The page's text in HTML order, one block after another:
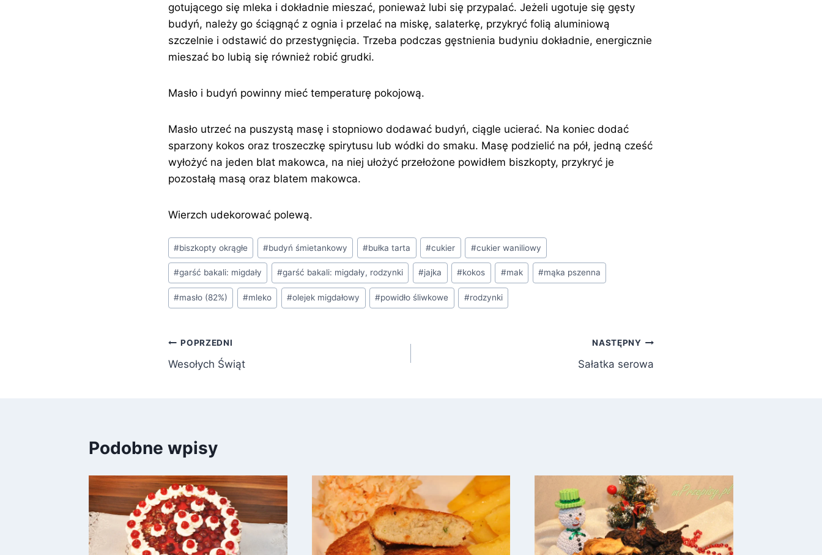
gotującego się mleka i dokładnie mieszać, ponieważ lubi się przypalać. Jeżeli ugotuje się gęsty
budyń, należy go ściągnąć z ognia i przelać na miskę, salaterkę, przykryć folią aluminiową
szczelnie i odstawić do przestygnięcia. Trzeba podczas gęstnienia budyniu dokładnie, energicznie
mieszać bo lubią się również robić grudki.
Masło i budyń powinny mieć temperaturę pokojową.
Masło utrzeć na puszystą masę i stopniowo dodawać budyń, ciągle ucierać. Na koniec dodać
sparzony kokos oraz troszeczkę spirytusu lub wódki do smaku. Masę podzielić na pół, jedną cześć
wyłożyć na jeden blat makowca, na niej ułożyć przełożone powidłem biszkopty, przykryć je
pozostałą masą oraz blatem makowca.
Wierzch udekorować polewą.
Tagi
wpisu:
#biszkopty okrągłe #budyń śmietankowy #bułka tarta #cukier #cukier waniliowy
#garść bakali: migdały #garść bakali: migdały, rodzynki #jajka #kokos #mak #mąka pszenna
#masło (82%) #mleko #olejek migdałowy #powidło śliwkowe #rodzynki
Nawigacja
wpisu
POPRZEDNI
Wesołych Świąt
NASTĘPNY
Sałatka serowa
Podobne wpisy